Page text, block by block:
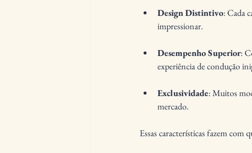
Design Distintivo: Cada
impressionar.
Desempenho Superior:
experiência de condução
Exclusividade: Muitos
mercado.
Essas características fazem com